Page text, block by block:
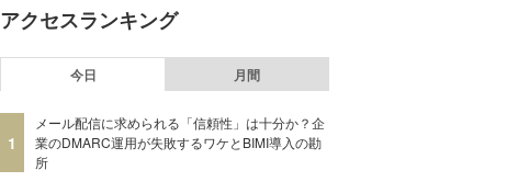
アクセスランキング
今日 月間
1
メール配信に求められる「信頼性」は十分か？企
業のDMARC運用が失敗するワケとBIMI導入の勘
所